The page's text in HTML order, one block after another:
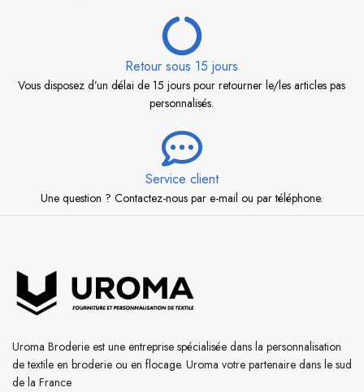
Retour sous 15 jours
Vous disposez d’un délai de 15 jours pour retourner le/les articles pas
personnalisés.
Service client
Une question ? Contactez-nous par e-mail ou par téléphone.
Uroma Broderie est une entreprise spécialisée dans la personnalisation
de textile en broderie ou en flocage. Uroma votre partenaire dans le sud
de la France